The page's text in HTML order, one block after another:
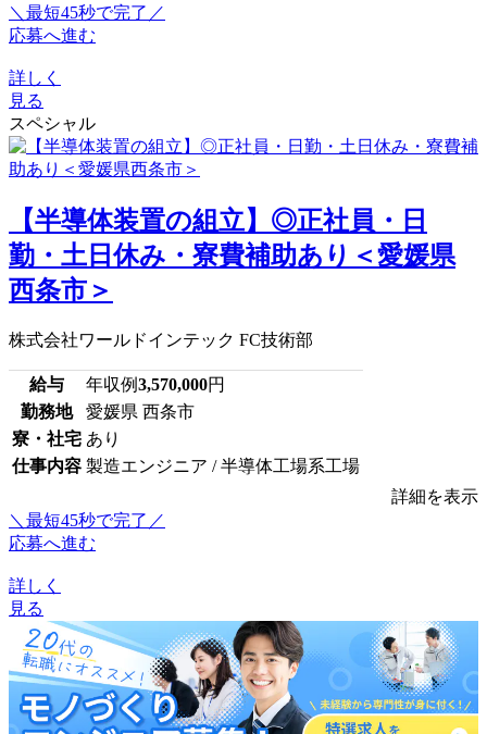
＼最短45秒で完了／
応募へ進む
詳しく
見る
スペシャル
【半導体装置の組立】◎正社員・日
勤・土日休み・寮費補助あり＜愛媛県
西条市＞
株式会社ワールドインテック FC技術部
給与 年収例3,570,000円
勤務地
愛媛県 西条市
寮・社宅 あり
仕事内容 製造エンジニア / 半導体工場系工場
詳細を表示
＼最短45秒で完了／
応募へ進む
詳しく
見る